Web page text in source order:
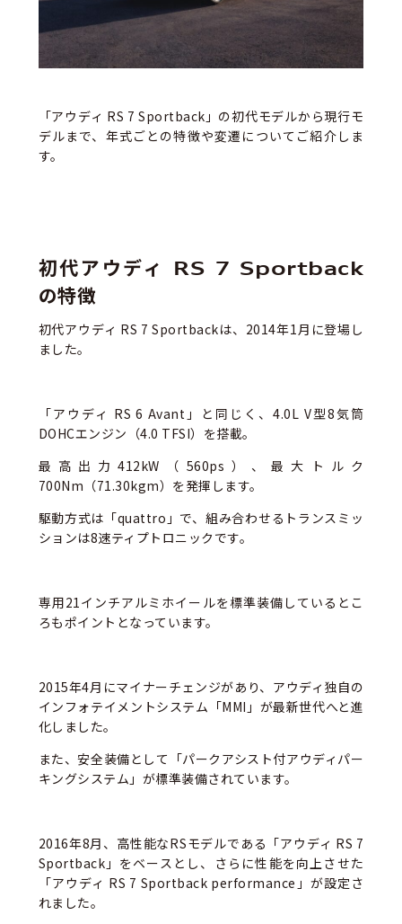
「アウディ RS 7 Sportback」の初代モデルから現行モ
デルまで、年式ごとの特徴や変遷についてご紹介しま
す。
初代アウディ RS 7 Sportback
の特徴
初代アウディ RS 7 Sportbackは、2014年1月に登場し
ました。
「アウディ RS 6 Avant」と同じく、4.0L V型8気筒
DOHCエンジン（4.0 TFSI）を搭載。
最高出力412kW（560ps）、最大トルク
700Nm（71.30kgm）を発揮します。
駆動方式は「quattro」で、組み合わせるトランスミッ
ションは8速ティプトロニックです。
専用21インチアルミホイールを標準装備しているとこ
ろもポイントとなっています。
2015年4月にマイナーチェンジがあり、アウディ独自の
インフォテイメントシステム「MMI」が最新世代へと進
化しました。
また、安全装備として「パークアシスト付アウディパー
キングシステム」が標準装備されています。
2016年8月、高性能なRSモデルである「アウディ RS 7
Sportback」をベースとし、さらに性能を向上させた
「アウディ RS 7 Sportback performance」が設定さ
れました。